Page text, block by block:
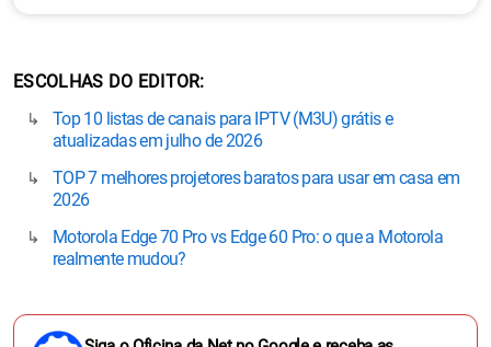
ESCOLHAS DO EDITOR
Top 10 listas de canais para IPTV (M3U) grátis e
atualizadas em julho de 2026
TOP 7 melhores projetores baratos para usar em casa em
2026
Motorola Edge 70 Pro vs Edge 60 Pro: o que a Motorola
realmente mudou?